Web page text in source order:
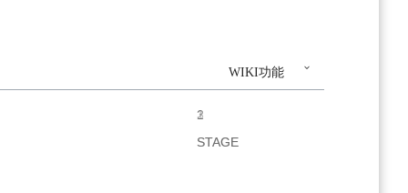
WIKI功能
1
STAGE
2
STAGE
3
STAGE